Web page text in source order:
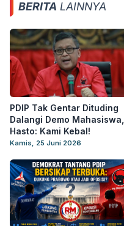
BERITA LAINNYA
PDIP Tak Gentar Dituding
Dalangi Demo Mahasiswa,
Hasto: Kami Kebal!
Kamis, 25 Juni 2026